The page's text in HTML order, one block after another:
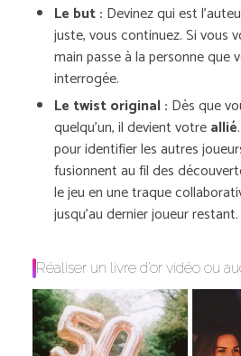
Le but : Devinez qui est
juste, vous continuez. Si vous
main passe à la personne que
interrogée.
Le twist original : Dès que
quelqu’un, il devient votreallié
pour identifier les autres
fusionnent au fil des
le jeu en une traque
jusqu’au dernier joueur restant.
Réaliser un livre d’or vidéo ou